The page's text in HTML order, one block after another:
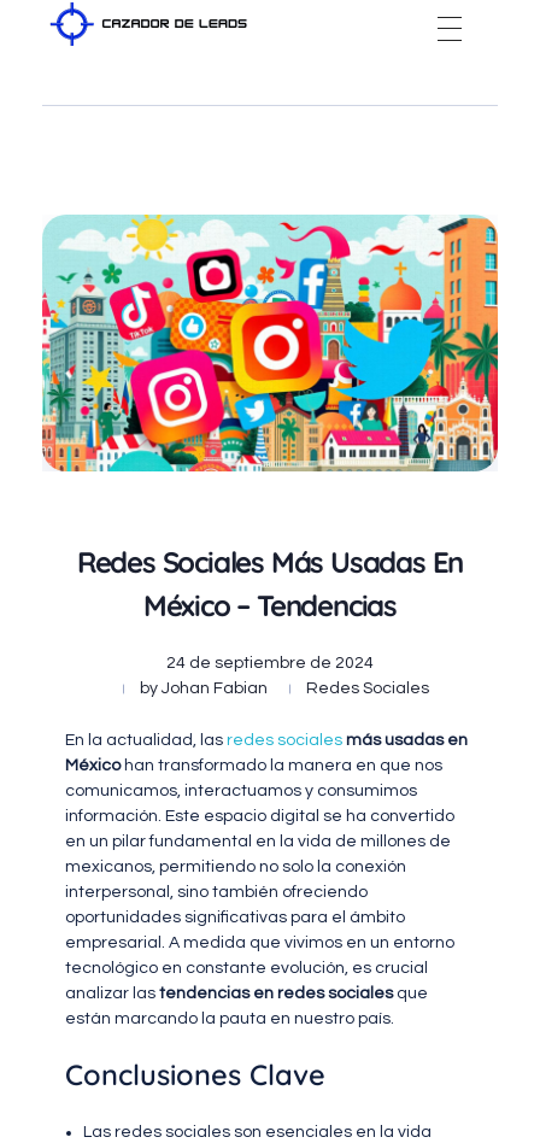
Redes Sociales Más Usadas En
México – Tendencias
24 de septiembre de 2024
by Johan Fabian Redes Sociales
En la actualidad, las redes socialesmás usadas en
Méxicohan transformado la manera en que nos
comunicamos, interactuamos y consumimos
información. Este espacio digital se ha convertido
en un pilar fundamental en la vida de millones de
mexicanos, permitiendo no solo la conexión
interpersonal, sino también ofreciendo
oportunidades significativas para el ámbito
empresarial. A medida que vivimos en un entorno
tecnológico en constante evolución, es crucial
analizar las tendencias en redes socialesque
están marcando la pauta en nuestro país.
Conclusiones Clave
Las redes sociales son esenciales en la vida